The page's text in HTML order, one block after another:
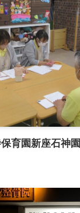
育園新座石神園